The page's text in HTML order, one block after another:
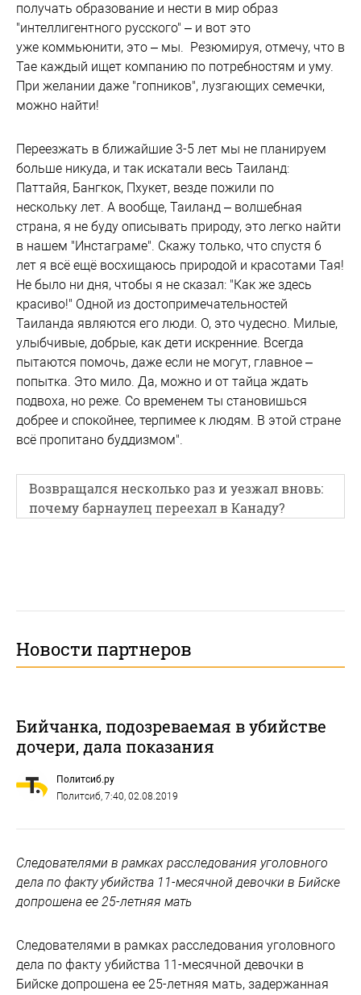
получать образование и нести в мир образ
"интеллигентного русского" – и вот это
уже коммьюнити, это – мы. Резюмируя, отмечу, что в
Тае каждый ищет компанию по потребностям и уму.
При желании даже "гопников", лузгающих семечки,
можно найти!
Переезжать в ближайшие 3-5 лет мы не планируем
больше никуда, и так искатали весь Таиланд:
Паттайя, Бангкок, Пхукет, везде пожили по
нескольку лет. А вообще, Таиланд – волшебная
страна, я не буду описывать природу, это легко найти
в нашем "Инстаграме". Скажу только, что спустя 6
лет я всё ещё восхищаюсь природой и красотами Тая!
Не было ни дня, чтобы я не сказал: "Как же здесь
красиво!" Одной из достопримечательностей
Таиланда являются его люди. О, это чудесно. Милые,
улыбчивые, добрые, как дети искренние. Всегда
пытаются помочь, даже если не могут, главное –
попытка. Это мило. Да, можно и от тайца ждать
подвоха, но реже. Со временем ты становишься
добрее и спокойнее, терпимее к людям. В этой стране
всё пропитано буддизмом".
Возвращался несколько раз и уезжал вновь:
почему барнаулец переехал в Канаду?
Новости партнеров
Бийчанка, подозреваемая в убийстве
дочери, дала показания
Политсиб.ру
Политсиб, 7:40, 02.08.2019
Следователями в рамках расследования уголовного
дела по факту убийства 11-месячной девочки в Бийске
допрошена ее 25-летняя мать
Следователями в рамках расследования уголовного
дела по факту убийства 11-месячной девочки в
Бийске допрошена ее 25-летняя мать, задержанная